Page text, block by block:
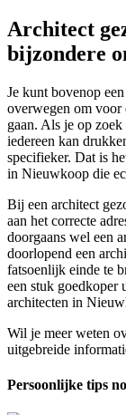
Architect
bijzondere
Je kunt bovenop
overwegen om voor
gaan. Als je op
iedereen kan
specifieker. Dat is
in Nieuwkoop die
Bij een architect
aan het correcte
doorgaans wel een
doorlopend een
fatsoenlijk einde te
een stuk goedkoper
architecten in
Wil je meer weten
uitgebreide
Persoonlijke tips